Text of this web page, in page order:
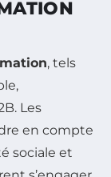
, tels
Les
en compte
sociale et